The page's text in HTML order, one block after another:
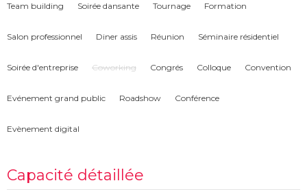
Team building Soirée dansante Tournage Formation
Salon professionnel Diner assis Réunion Séminaire résidentiel
Soirée d'entreprise Coworking Congrés Colloque Convention
Evénement grand public Roadshow Conférence
Evènement digital
Capacité détaillée